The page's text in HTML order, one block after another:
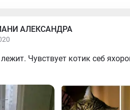
АЛЕКСАНДРА
Чувствует котик себ